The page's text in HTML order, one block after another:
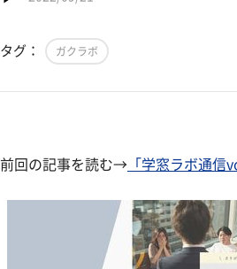
タグ： ガクラボ
前回の記事を読む→ 「学窓ラボ通信